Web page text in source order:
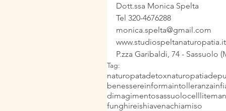
Dott.ssa Monica Spelta
Tel 320-4676288
monica.spelta@gmail.com
www.studiospeltanaturopatia.it
P.zza Garibaldi, 74 - Sassuolo
Tag:
naturopatadetoxnaturopatia
benessereinformaintolleranza
dimagimentosassuolocelllite
funghireishiavenachiamiso